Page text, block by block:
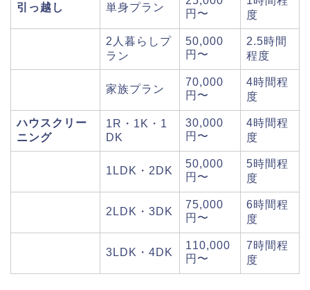
引っ越し 単身プラン
円〜
度
2人暮らしプ
ラン
50,000
円〜
2.5時間
程度
家族プラン
70,000
円〜
4時間程
度
ハウスクリー
ニング
1R・1K・1
DK
30,000
円〜
4時間程
度
1LDK・2DK
50,000
円〜
5時間程
度
2LDK・3DK
75,000
円〜
6時間程
度
3LDK・4DK
110,000
円〜
7時間程
度